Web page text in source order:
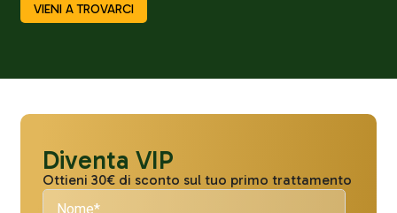
VIENI A TROVARCI
Diventa VIP
Ottieni 30€ di sconto sul tuo primo trattamento